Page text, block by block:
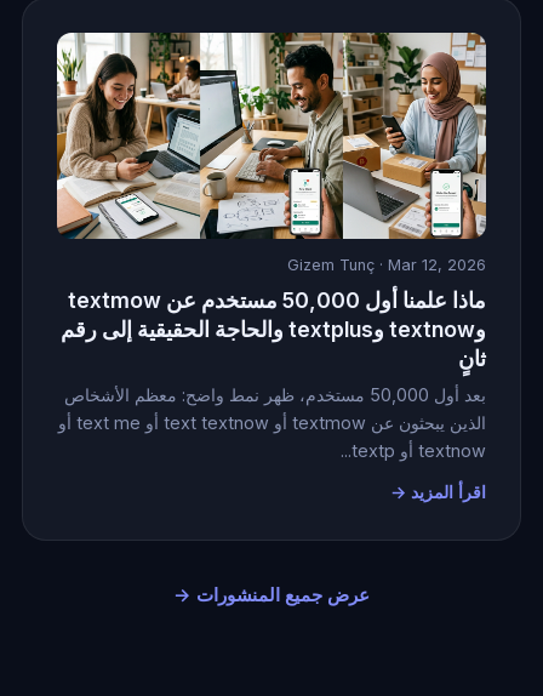
Gizem Tunç · Mar 12, 2026
ماذا علمنا أول 50,000 مستخدم عن textmow
وtextnow وtextplus والحاجة الحقيقية إلى رقم
ثانٍ
بعد أول 50,000 مستخدم، ظهر نمط واضح: معظم الأشخاص
الذين يبحثون عن textmow أو text textnow أو text me أو
textnow أو textp...
اقرأ المزيد →
عرض جميع المنشورات →